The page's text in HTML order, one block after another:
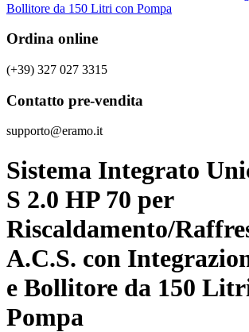
Ordina online
(+39) 327 027 3315
Contatto pre-vendita
supporto@eramo.it
Sistema Integrato
S 2.0 HP 70 per
Riscaldamento/
A.C.S. con
e Bollitore da 150
Pompa